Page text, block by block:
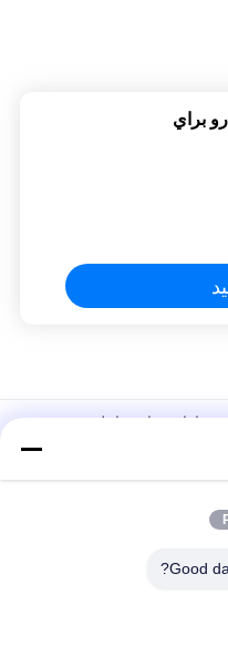
براي
با بازی های تعاملی شبیه
سیستم الکتریکی سینمای 5D سینمای دیجیتال پروژکتور 500 کیلوگرم
Good